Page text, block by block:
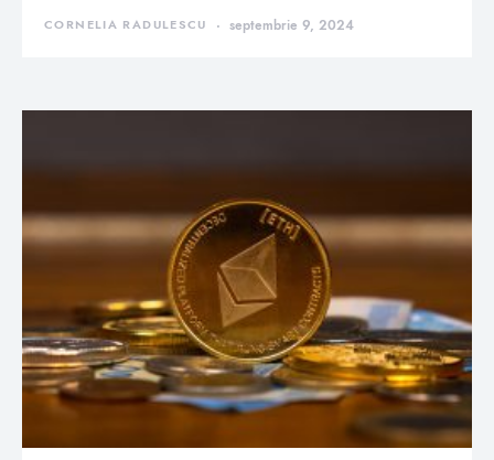
CORNELIA RADULESCU septembrie 9, 2024